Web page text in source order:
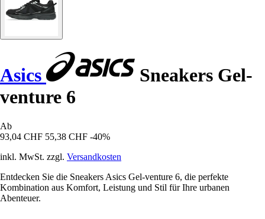
Asics
Sneakers Gel-
venture 6
Ab
93,04 CHF 55,38 CHF -40%
inkl. MwSt. zzgl. Versandkosten
Entdecken Sie die Sneakers Asics Gel-venture 6, die perfekte
Kombination aus Komfort, Leistung und Stil für Ihre urbanen
Abenteuer.